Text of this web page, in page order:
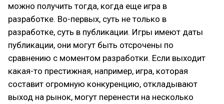
можно получить тогда, когда еще игра в
разработке. Во-первых, суть не только в
разработке, суть в публикации. Игры имеют даты
публикации, они могут быть отсрочены по
сравнению с моментом разработки. Если выходит
какая-то престижная, например, игра, которая
составит огромную конкуренцию, откладывают
выход на рынок, могут перенести на несколько